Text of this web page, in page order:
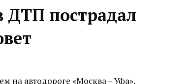
ДТП пострадал
на автодороге «Москва – Уфа».